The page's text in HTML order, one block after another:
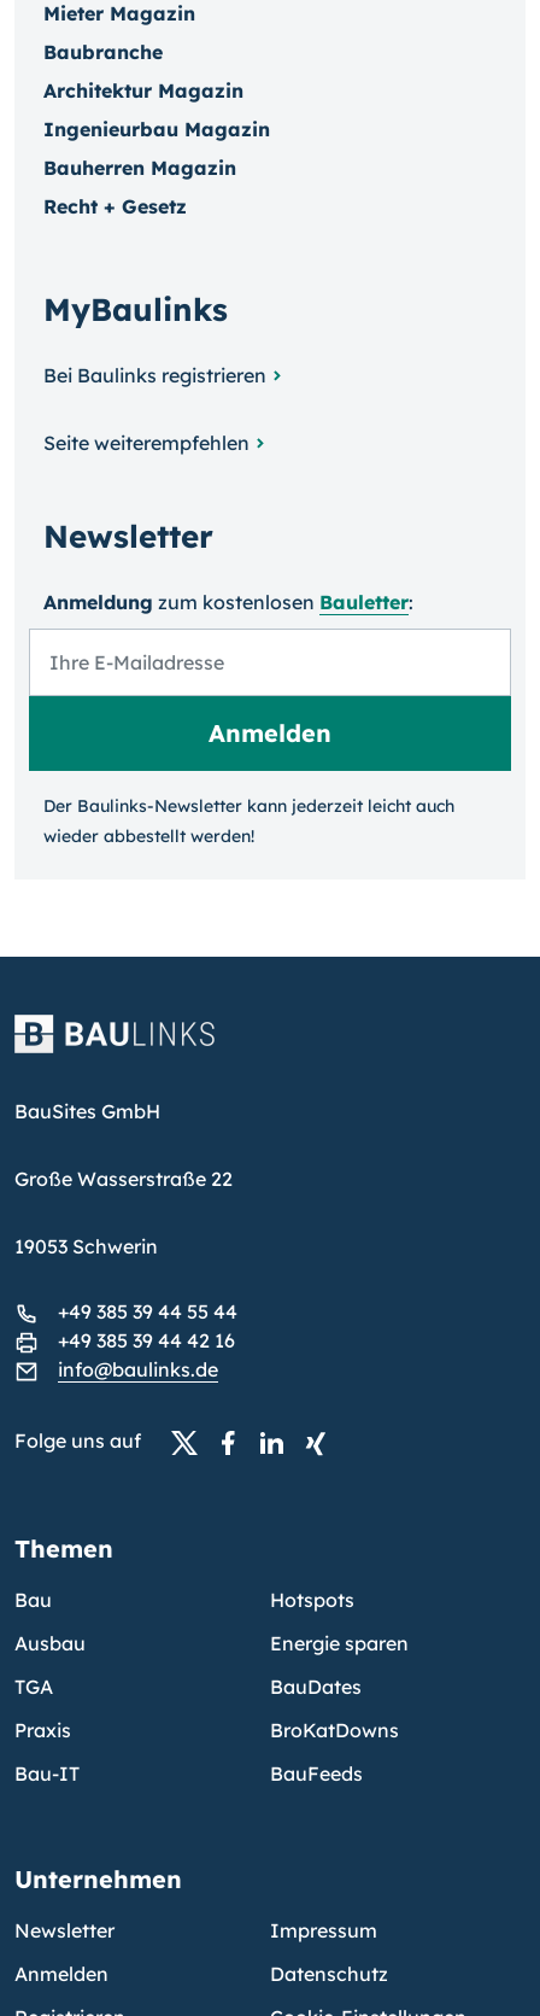
Mieter Magazin
Baubranche
Architektur Magazin
Ingenieurbau Magazin
Bauherren Magazin
Recht + Gesetz
MyBaulinks
Bei Baulinks registrieren
Seite weiterempfehlen
Newsletter
Anmeldung zum kosten­losen Bauletter:
Der Baulinks-Newsletter kann jeder­zeit leicht auch
wieder ab­bestellt werden!
BauSites GmbH
Große Wasserstraße 22
19053 Schwerin
+49 385 39 44 55 44
+49 385 39 44 42 16
info@baulinks.de
Folge uns auf
Themen
Bau
Ausbau
TGA
Praxis
Bau-IT
Hotspots
Energie sparen
BauDates
BroKatDowns
BauFeeds
Unternehmen
Newsletter
Anmelden
Impressum
Datenschutz